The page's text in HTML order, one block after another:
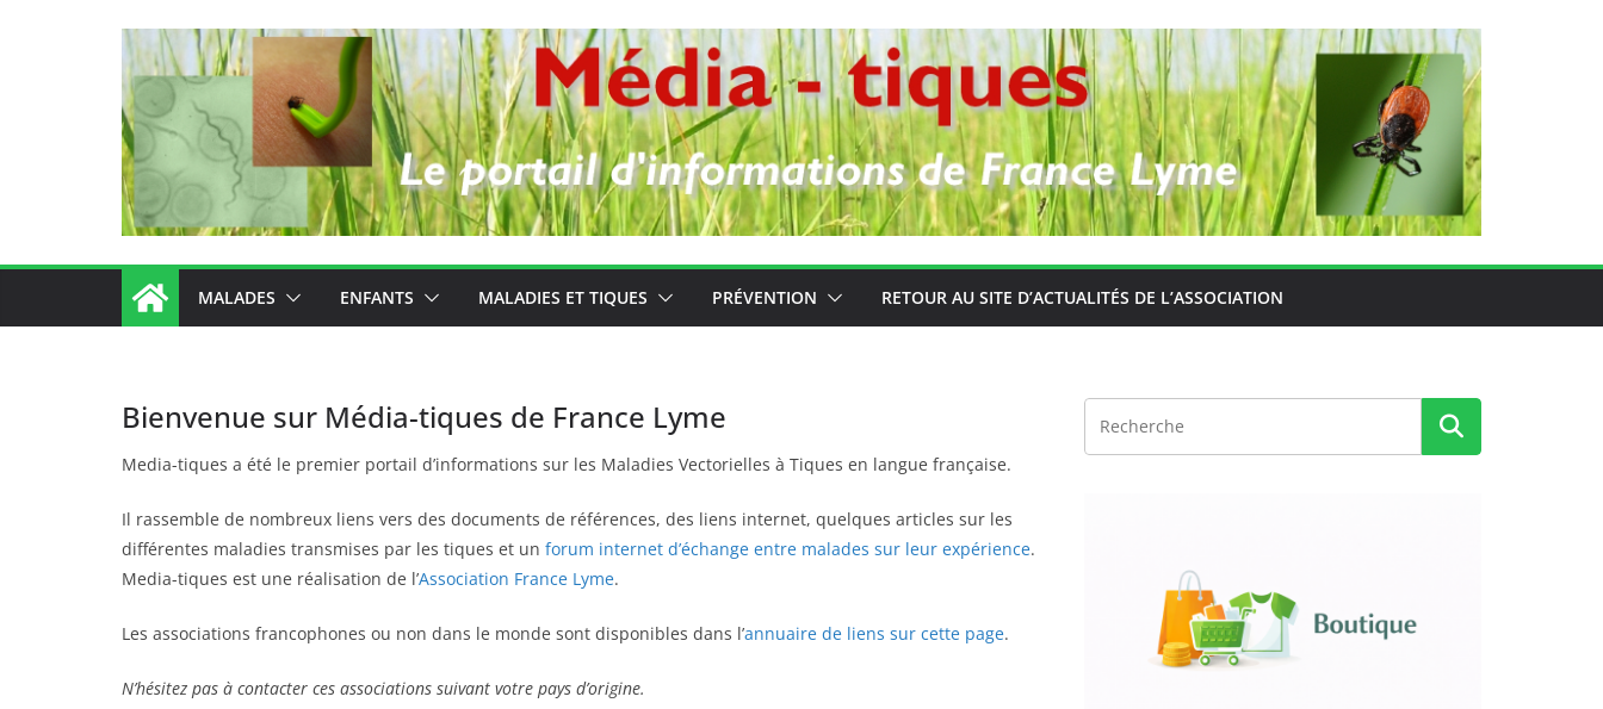
MALADES ENFANTS MALADIES ET TIQUES PRÉVENTION RETOUR AU SITE D’ACTUALITÉS DE L’ASSOCIATION
Bienvenue sur Média-tiques de France Lyme
Media-tiques a été le premier portail d’informations sur les Maladies Vectorielles à Tiques en langue française.
Il rassemble de nombreux liens vers des documents de références, des liens internet, quelques articles sur les
différentes maladies transmises par les tiques et un forum internet d’échange entre malades sur leur expérience.
Media-tiques est une réalisation de l’Association France Lyme.
Les associations francophones ou non dans le monde sont disponibles dans l’annuaire de liens sur cette page.
N’hésitez pas à contacter ces associations suivant votre pays d’origine.